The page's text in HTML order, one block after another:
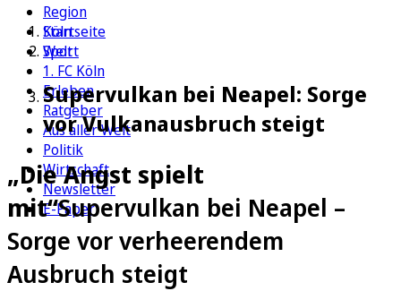
Region
Köln
Sport
1. FC Köln
Erleben
Ratgeber
Aus aller Welt
Politik
Wirtschaft
Newsletter
E-Paper
Startseite
Welt
Supervulkan bei Neapel: Sorge
vor Vulkanausbruch steigt
„Die Angst spielt
mit“Supervulkan bei Neapel –
Sorge vor verheerendem
Ausbruch steigt